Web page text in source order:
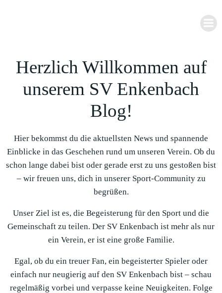
Herzlich Willkommen auf
unserem SV Enkenbach
Blog!
Hier bekommst du die aktuellsten News und spannende
Einblicke in das Geschehen rund um unseren Verein. Ob du
schon lange dabei bist oder gerade erst zu uns gestoßen bist
– wir freuen uns, dich in unserer Sport-Community zu
begrüßen.
Unser Ziel ist es, die Begeisterung für den Sport und die
Gemeinschaft zu teilen. Der SV Enkenbach ist mehr als nur
ein Verein, er ist eine große Familie.
Egal, ob du ein treuer Fan, ein begeisterter Spieler oder
einfach nur neugierig auf den SV Enkenbach bist – schau
regelmäßig vorbei und verpasse keine Neuigkeiten. Folge